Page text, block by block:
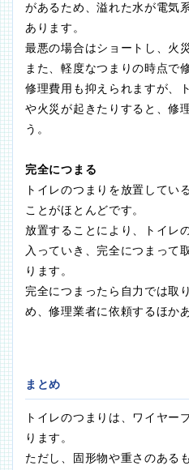
があるため、溢れた水が電気
あります。
最悪の場合はショートし、火
また、軽度なつまりの時点で
修理費用も抑えられますが、
や火災が起きたりすると、修
う。
完全につまる
トイレのつまりを放置してい
ことがほとんどです。
放置することにより、トイレ
入っていき、完全につまって
ります。
完全につまったら自力では取
め、修理業者に依頼するほか
まとめ
トイレのつまりは、ワイヤー
ります。
ただし、固形物や重さのある